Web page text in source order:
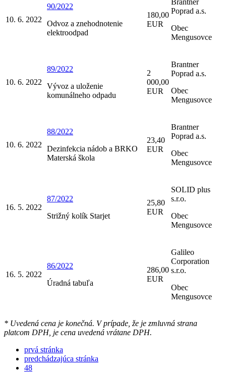
10. 6. 2022
90/2022
Odvoz a znehodnotenie
elektroodpad
180,00
EUR
Poprad a.s.
Obec
Mengusovce
10. 6. 2022
89/2022
Vývoz a uloženie
komunálneho odpadu
2
000,00
EUR
Brantner
Poprad a.s.
Obec
Mengusovce
10. 6. 2022
88/2022
Dezinfekcia nádob a BRKO
Materská škola
23,40
EUR
Brantner
Poprad a.s.
Obec
Mengusovce
16. 5. 2022
87/2022
Strižný kolík Starjet
25,80
EUR
SOLID plus
s.r.o.
Obec
Mengusovce
16. 5. 2022
86/2022
Úradná tabuľa
286,00
EUR
Galileo
Corporation
s.r.o.
Obec
Mengusovce
* Uvedená cena je konečná. V prípade, že je zmluvná strana
platcom DPH, je cena uvedená vrátane DPH.
prvá stránka
predchádzajúca stránka
48